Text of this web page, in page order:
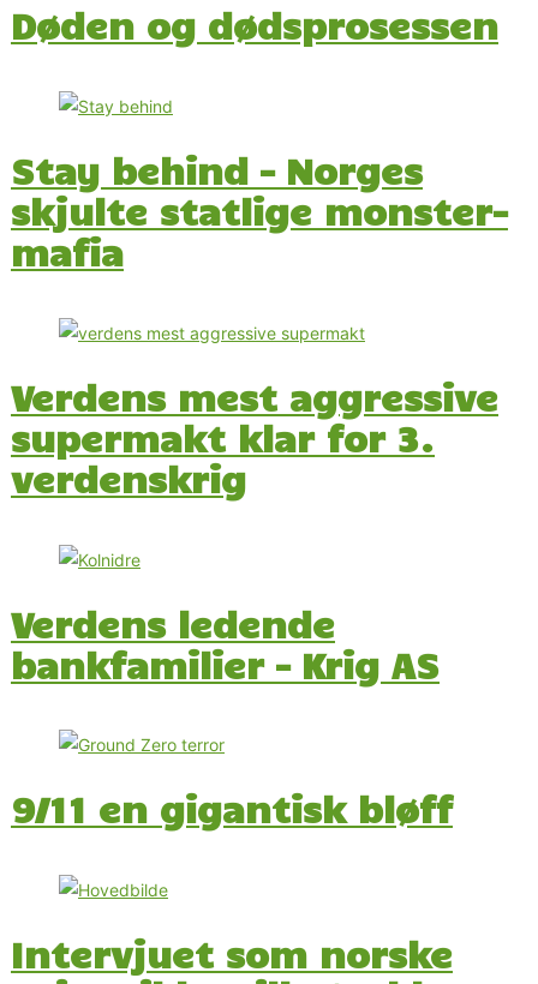
Døden og dødsprosessen
Stay behind – Norges
skjulte statlige monster-
mafia
Verdens mest aggressive
supermakt klar for 3.
verdenskrig
Verdens ledende
bankfamilier – Krig AS
9/11 en gigantisk bløff
Intervjuet som norske